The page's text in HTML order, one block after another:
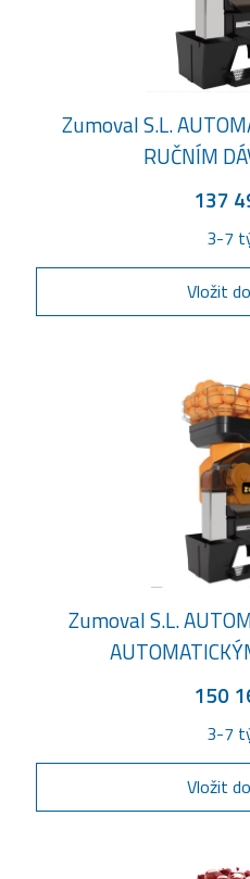
Zumoval S.L.
RUČNÍM
137
3-7
Vložit
Zumoval S.L.
150
3-7
Vložit